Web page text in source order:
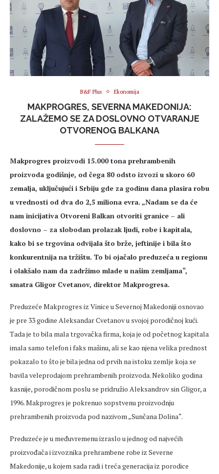
B&F Plus Ekonomija
MAKPROGRES, SEVERNA MAKEDONIJA:
ZALAŽEMO SE ZA DOSLOVNO OTVARANJE
OTVORENOG BALKANA
Makprogres proizvodi 15.000 tona prehrambenih
proizvoda godišnje, od čega 80 odsto izvozi u skoro 60
zemalja, uključujući i Srbiju gde za godinu dana plasira robu
u vrednosti od dva do 2,5 miliona evra. „Nadam se da će
nam inicijativa Otvoreni Balkan otvoriti granice – ali
doslovno – za slobodan prolazak ljudi, robe i kapitala,
kako bi se trgovina odvijala što brže, jeftinije i bila što
konkurentnija na tržištu. To bi ojačalo preduzeća u regionu
i olakšalo nam da zadržimo mlade u našim zemljama“,
smatra Gligor Cvetanov, direktor Makprogresa.
Preduzeće Makprogres iz Vinice u Severnoj Makedoniji osnovao
je pre 33 godine Aleksandar Cvetanov u svojoj porodičnoj kući.
Tada je to bila mala trgovačka firma, koja je od početnog kapitala
imala samo telefon i faks mašinu, ali se kao njena velika prednost
pokazalo to što je bila jedna od prvih na istoku zemlje koja se
bavila veleprodajom prehrambenih proizvoda. Nekoliko godina
kasnije, porodičnom poslu se pridružio Aleksandrov sin Gligor, a
1996. Makprogres je pokrenuo sopstvenu proizvodnju
prehrambenih proizvoda pod nazivom „Sunčana Dolina“.
Preduzeće je u međuvremenu izraslo u jednog od najvećih
proizvođača i izvoznika prehrambene robe iz Severne
Makedonije, u kojem sada radi i treća generacija iz porodice